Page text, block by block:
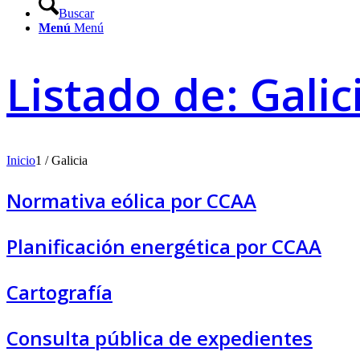
Buscar
Menú Menú
Listado de:
Inicio1 / Galicia
Normativa eólica por CCAA
Planificación energética por CCAA
Cartografía
Consulta pública de expedientes